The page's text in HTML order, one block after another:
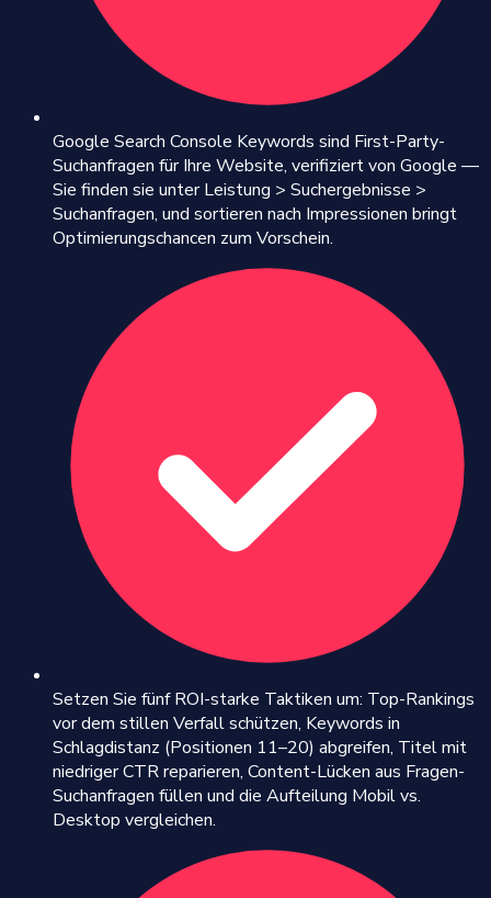
Google Search Console Keywords sind First-Party-
Suchanfragen für Ihre Website, verifiziert von Google —
Sie finden sie unter Leistung > Suchergebnisse >
Suchanfragen, und sortieren nach Impressionen bringt
Optimierungschancen zum Vorschein.
Setzen Sie fünf ROI-starke Taktiken um: Top-Rankings
vor dem stillen Verfall schützen, Keywords in
Schlagdistanz (Positionen 11–20) abgreifen, Titel mit
niedriger CTR reparieren, Content-Lücken aus Fragen-
Suchanfragen füllen und die Aufteilung Mobil vs.
Desktop vergleichen.